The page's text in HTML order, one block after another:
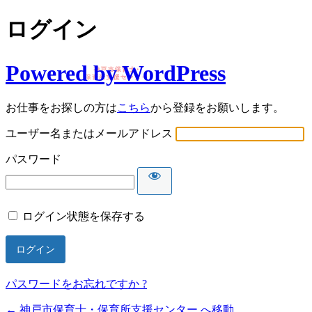
ログイン
Powered by WordPress
お仕事をお探しの方はこちらから登録をお願いします。
ユーザー名またはメールアドレス
パスワード
ログイン状態を保存する
パスワードをお忘れですか ?